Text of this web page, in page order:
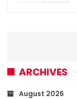
ARCHIVES
August 2026